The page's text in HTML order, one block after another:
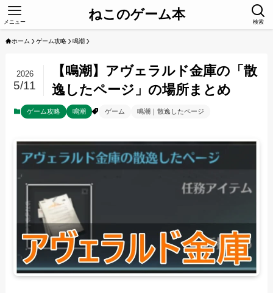
ねこのゲーム本 検索
メニュー
ホーム ゲーム攻略 鳴潮
【鳴潮】アヴェラルド金庫の「散
逸したページ」の場所まとめ
2026
5/11
ゲーム攻略 鳴潮 ゲーム 鳴潮｜散逸したページ